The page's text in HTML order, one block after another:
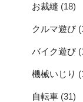
お裁縫 (18)
クルマ遊び
バイク遊び
機械いじり
自転車 (31)